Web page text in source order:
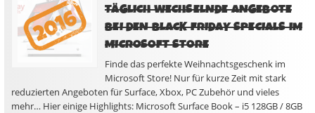
TÄGLICH WECHSELNDE ANGEBOTE
BEI DEN BLACK FRIDAY SPECIALS IM
MICROSOFT STORE
Finde das perfekte Weihnachtsgeschenk im
Microsoft Store! Nur für kurze Zeit mit stark
reduzierten Angeboten für Surface, Xbox, PC Zubehör und vieles
mehr… Hier einige Highlights: Microsoft Surface Book – i5 128GB / 8GB